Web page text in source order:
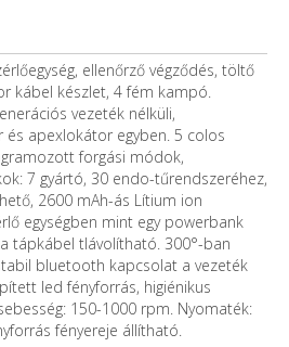
ellenőrző végződés, töltő
kábel készlet, 4 fém kampó.
vezeték nélküli,
apexlokátor egyben. 5 colos
forgási módok,
7 gyártó, 30 endo-tűrendszeréhez,
2600 mAh-ás Lítium ion
egységben mint egy powerbank
tápkábel tlávolítható. 300°-ban
bluetooth kapcsolat a vezeték
led fényforrás, higiénikus
150-1000 rpm. Nyomaték:
fényereje állítható.